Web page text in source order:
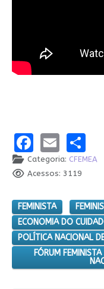
Email
Categoria: CFEMEA
Acessos: 3119
FEMINISTA
ECONOMIA DO
POLÍTICA NACIONAL
FÓRUM